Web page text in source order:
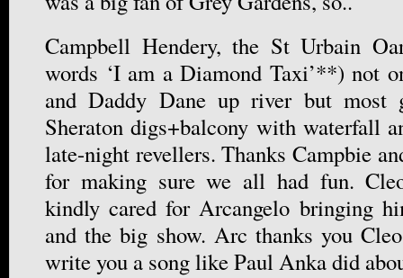
Campbell Hendery, the St Urbain
words ‘I am a Diamond Taxi’**) not
and Daddy Dane up river but most
Sheraton digs+balcony with waterfall
late-night revellers. Thanks Campbie
for making sure we all had fun.
kindly cared for Arcangelo bringing
and the big show. Arc thanks you
write you a song like Paul Anka did